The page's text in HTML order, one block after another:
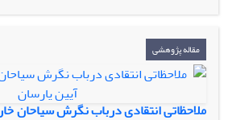
که هم ارزش تاریخی دارد و هم شعری. از
جستار دو رباعی از خیّام در رثای غزّالی
روابط و سابقۀ آشنایی آن دو، در پایان
مرثیه‌سرایی در قالب رباعی اختصاص
مقاله پژوهشی
ملاحظاتی انتقادی درباب نگرش سیاحان